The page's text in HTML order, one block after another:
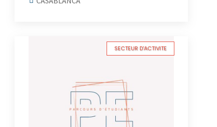
SECTEUR D'ACTIVITE